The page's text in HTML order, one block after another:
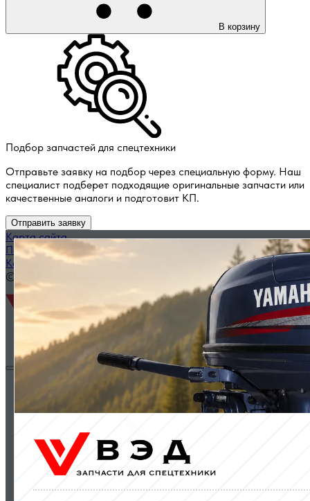
В корзину
Подбор запчастей для спецтехники
Отправьте заявку на подбор через специальную форму. Наш
специалист подберет подходящие оригинальные запчасти или
качественные аналоги и подготовит КП.
Отправить заявку
Карта сайта
Политика конфиденциальности
Каталог запчастей по названию
© 2014 — 2026 ООО «ВЭД»
Двигатели и комплектующие